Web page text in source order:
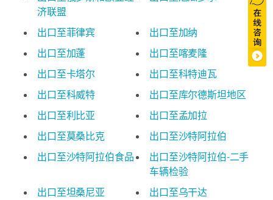
济联盟
出口至菲律宾
出口至加纳
出口至加蓬
出口至喀麦隆
出口至卡塔尔
出口至科特迪瓦
出口至科威特
出口至库尔德斯坦地区
出口至利比亚
出口至孟加拉
出口至莫桑比克
出口至沙特阿拉伯
出口至沙特阿拉伯食品
出口至沙特阿拉伯-二手
车辆检验
出口至坦桑尼亚
出口至乌干达